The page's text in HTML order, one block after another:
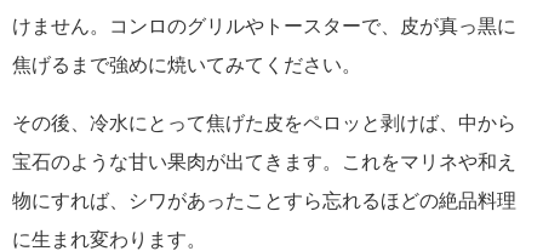
けません。コンロのグリルやトースターで、皮が真っ黒に
焦げるまで強めに焼いてみてください。
その後、冷水にとって焦げた皮をペロッと剥けば、中から
宝石のような甘い果肉が出てきます。これをマリネや和え
物にすれば、シワがあったことすら忘れるほどの絶品料理
に生まれ変わります。